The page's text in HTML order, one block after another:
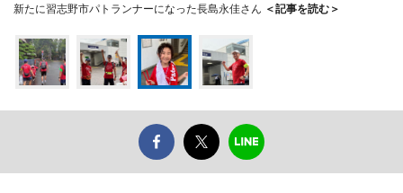
新たに習志野市パトランナーになった長島永佳さん ＜記事を読む＞